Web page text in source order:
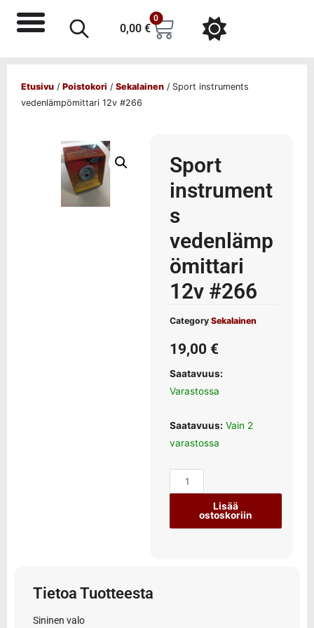
0,00 €
0
Etusivu / Poistokori / Sekalainen / Sport instruments
vedenlämpömittari 12v #266
Sport
instrument
s
vedenlämp
ömittari
12v #266
Category Sekalainen
19,00 €
Saatavuus:
Varastossa
Saatavuus: Vain 2
varastossa
Lisää
ostoskoriin
Tietoa Tuotteesta
Sininen valo